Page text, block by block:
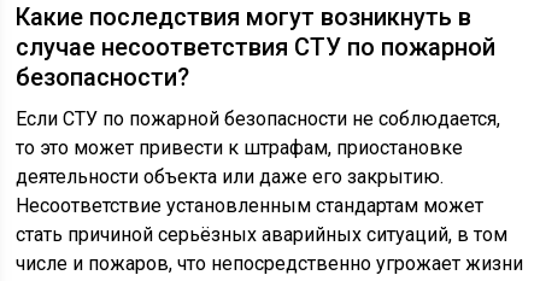
Какие последствия могут возникнуть в
случае несоответствия СТУ по пожарной
безопасности?
Если СТУ по пожарной безопасности не соблюдается,
то это может привести к штрафам, приостановке
деятельности объекта или даже его закрытию.
Несоответствие установленным стандартам может
стать причиной серьёзных аварийных ситуаций, в том
числе и пожаров, что непосредственно угрожает жизни